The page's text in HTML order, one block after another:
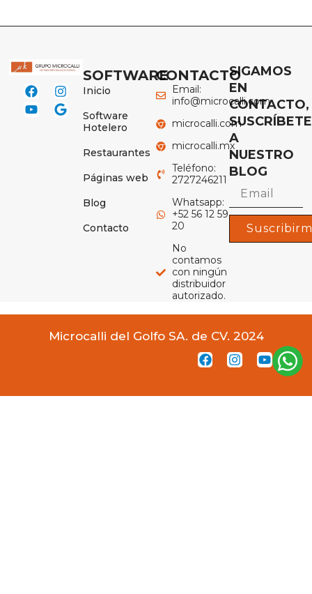
SOFTWARE
Inicio
Software
Hotelero
Restaurantes
Páginas web
Blog
Contacto
CONTACTO
Email:
info@microcalli.com
microcalli.com
microcalli.mx
Teléfono:
2727246211
Whatsapp:
+52 56 12 59
20
No
contamos
con ningún
distribuidor
autorizado.
SIGAMOS
EN
CONTACTO,
SUSCRÍBETE
A
NUESTRO
BLOG
Microcalli del Golfo SA. de CV. 2024